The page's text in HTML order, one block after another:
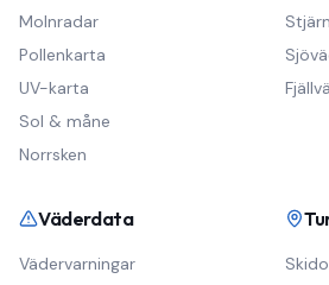
Molnradar
Pollenkarta
UV-karta
Sol & måne
Norrsken
Väderdata
Vädervarningar